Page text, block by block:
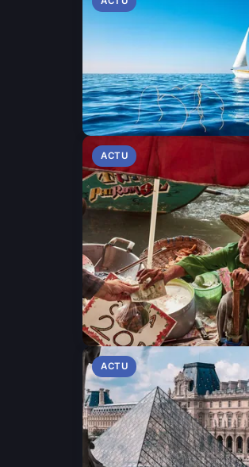
ACTU
ACTU